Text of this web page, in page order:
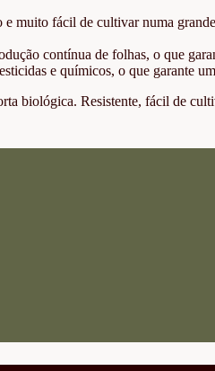
muito fácil de cultivar numa
contínua de folhas, o que
e químicos, o que garante
biológica. Resistente, fácil de